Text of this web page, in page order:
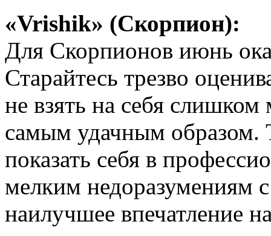
«Vrishik» (Скорпион):
Для Скорпионов июнь
Старайтесь трезво
не взять на себя слишком
самым удачным образом.
показать себя в
мелким недоразумениям
наилучшее впечатление